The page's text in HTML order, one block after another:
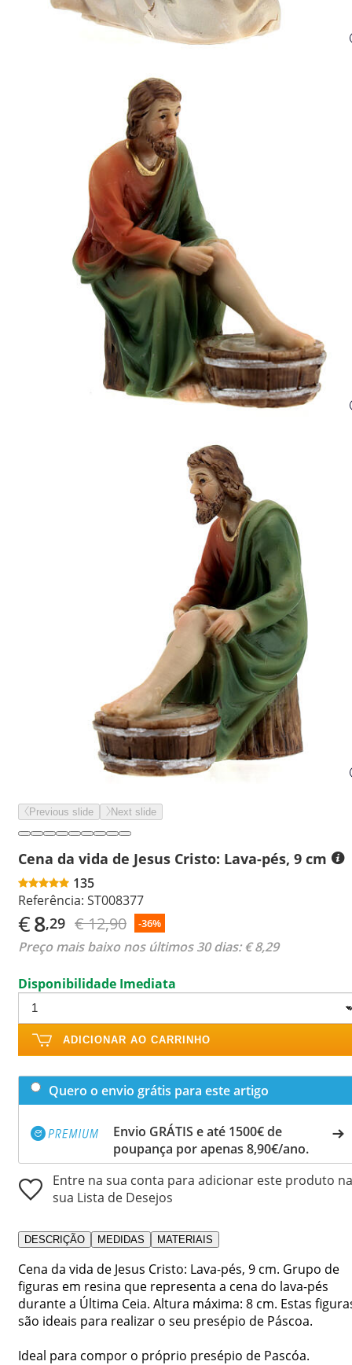
Previous slide Next slide
Cena da vida de Jesus Cristo: Lava-pés, 9 cm
135
Referência: ST008377
€8,29 € 12,90 -36%
Preço mais baixo nos últimos 30 dias:€ 8,29
Disponibilidade Imediata
ADICIONAR AO CARRINHO
Quero o envio grátis para este artigo
Envio GRÁTIS e até 1500€ de
poupança por apenas 8,90€/ano.
Entre na sua conta para adicionar este produto na
sua Lista de Desejos
DESCRIÇÃO MEDIDAS MATERIAIS
Cena da vida de Jesus Cristo: Lava-pés, 9 cm. Grupo de
figuras em resina que representa a cena do lava-pés
durante a Última Ceia. Altura máxima: 8 cm. Estas
são ideais para realizar o seu presépio de Páscoa.
Ideal para compor o próprio presépio de Pascóa.